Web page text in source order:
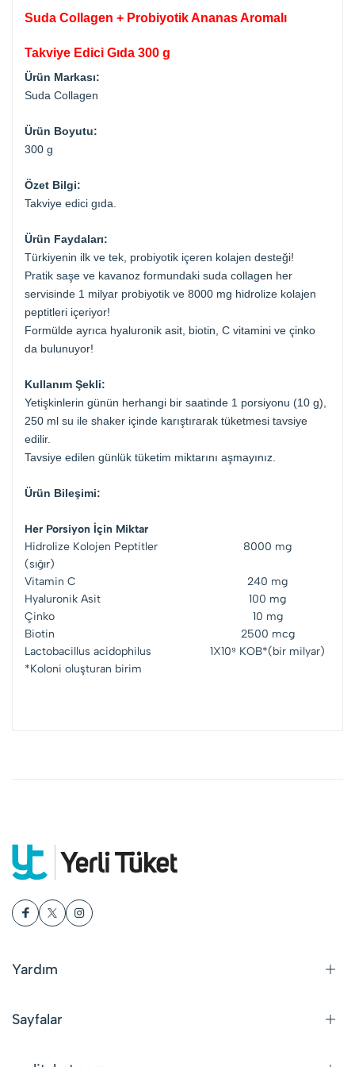
Suda Collagen + Probiyotik Ananas Aromalı
Takviye Edici Gıda 300 g
Ürün Markası:
Suda Collagen
Ürün Boyutu:
300 g
Özet Bilgi:
Takviye edici gıda.
Ürün Faydaları:
Türkiyenin ilk ve tek, probiyotik içeren kolajen desteği!
Pratik saşe ve kavanoz formundaki suda collagen her
servisinde 1 milyar probiyotik ve 8000 mg hidrolize kolajen
peptitleri içeriyor!
Formülde ayrıca hyaluronik asit, biotin, C vitamini ve çinko
da bulunuyor!
Kullanım Şekli:
Yetişkinlerin günün herhangi bir saatinde 1 porsiyonu (10 g),
250 ml su ile shaker içinde karıştırarak tüketmesi tavsiye
edilir.
Tavsiye edilen günlük tüketim miktarını aşmayınız.
Ürün Bileşimi:
Her Porsiyon İçin Miktar
Hidrolize Kolojen Peptitler
(sığır)
8000 mg
Vitamin C
240 mg
Hyaluronik Asit
100 mg
Çinko
10 mg
Biotin
2500 mcg
Lactobacillus acidophilus
*Koloni oluşturan birim
1X10⁹ KOB*(bir milyar)
Yardım
Sayfalar